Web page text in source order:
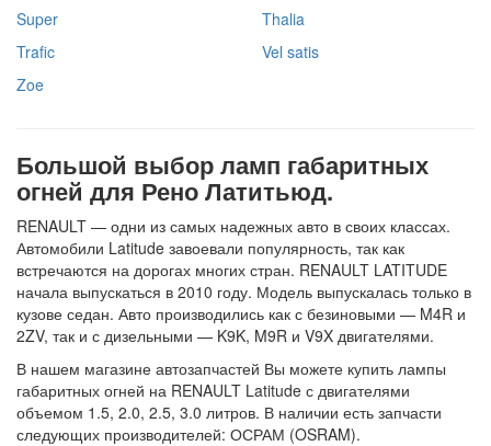
Super
Thalia
Trafic
Vel satis
Zoe
Большой выбор ламп габаритных
огней для Рено Латитьюд.
RENAULT — одни из самых надежных авто в своих классах.
Автомобили Latitude завоевали популярность, так как
встречаются на дорогах многих стран. RENAULT LATITUDE
начала выпускаться в 2010 году. Модель выпускалась только в
кузове седан. Авто производились как с безиновыми — M4R и
2ZV, так и с дизельными — K9K, M9R и V9X двигателями.
В нашем магазине автозапчастей Вы можете купить лампы
габаритных огней на RENAULT Latitude с двигателями
объемом 1.5, 2.0, 2.5, 3.0 литров. В наличии есть запчасти
следующих производителей: ОСРАМ (OSRAM).